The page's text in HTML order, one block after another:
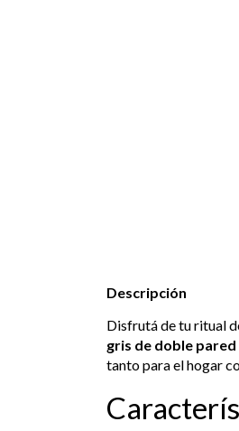
Descripción
Disfrutá de tu ritual
gris de doble
tanto para el hogar